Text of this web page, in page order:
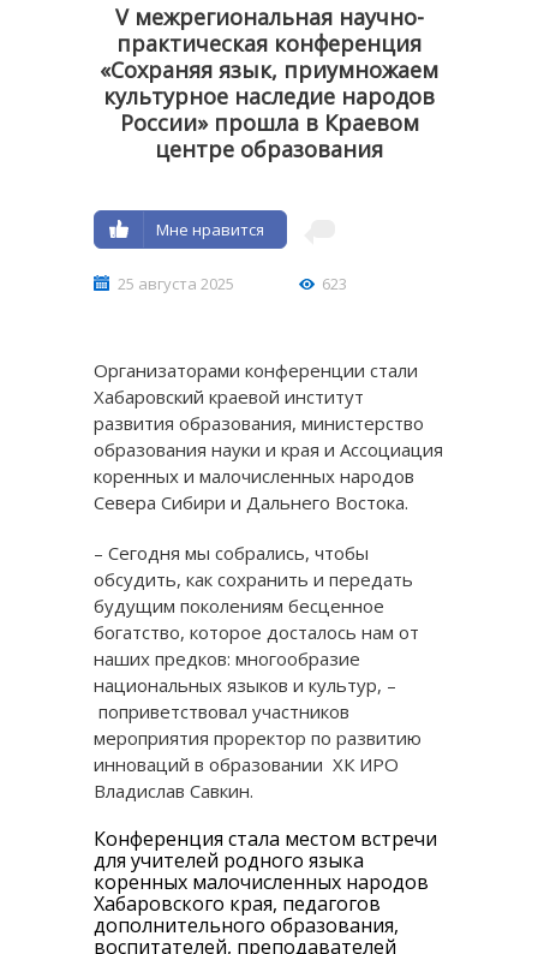
V межрегиональная научно-
практическая конференция
«Сохраняя язык, приумножаем
культурное наследие народов
России» прошла в Краевом
центре образования
Мне нравится
25 августа 2025 623
Организаторами конференции стали
Хабаровский краевой институт
развития образования, министерство
образования науки и края и Ассоциация
коренных и малочисленных народов
Севера Сибири и Дальнего Востока.
– Сегодня мы собрались, чтобы
обсудить, как сохранить и передать
будущим поколениям бесценное
богатство, которое досталось нам от
наших предков: многообразие
национальных языков и культур, –
поприветствовал участников
мероприятия проректор по развитию
инноваций в образовании ХК ИРО
Владислав Савкин.
Конференция стала местом встречи
для учителей родного языка
коренных малочисленных народов
Хабаровского края, педагогов
дополнительного образования,
воспитателей, преподавателей